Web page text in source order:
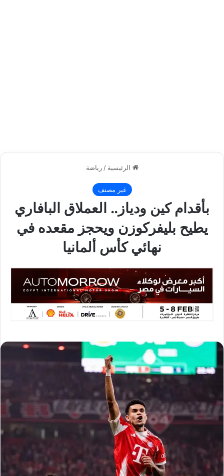
الرئيسية / رياضة
غير مصنف
بأقدام كين ودياز.. العملاق البافاري
يطيح بليفركوزن ويحجز مقعده في
نهائي كأس ألمانيا